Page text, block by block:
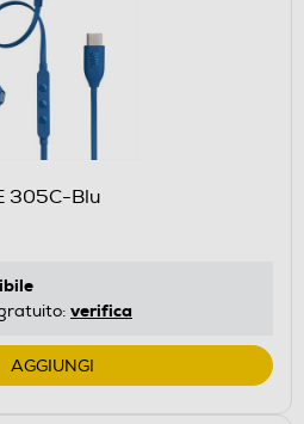
305C-Blu
verifica
AGGIUNGI